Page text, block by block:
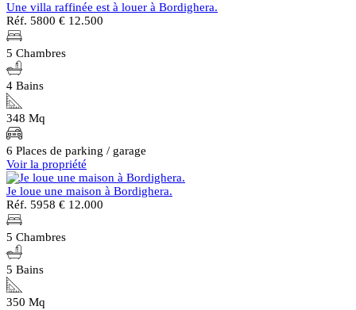
Une villa raffinée est à louer à Bordighera.
Réf. 5800 € 12.500
5 Chambres
4 Bains
348 Mq
6 Places de parking / garage
Voir la propriété
Je loue une maison à Bordighera.
Réf. 5958 € 12.000
5 Chambres
5 Bains
350 Mq